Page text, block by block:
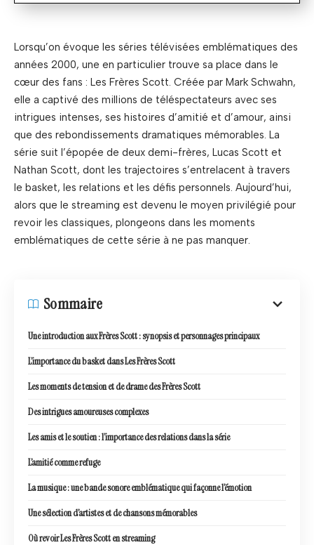
Lorsqu’on évoque les séries télévisées emblématiques des
années 2000, une en particulier trouve sa place dans le
cœur des fans : Les Frères Scott. Créée par Mark Schwahn,
elle a captivé des millions de téléspectateurs avec ses
intrigues intenses, ses histoires d’amitié et d’amour, ainsi
que des rebondissements dramatiques mémorables. La
série suit l’épopée de deux demi-frères, Lucas Scott et
Nathan Scott, dont les trajectoires s’entrelacent à travers
le basket, les relations et les défis personnels. Aujourd’hui,
alors que le streaming est devenu le moyen privilégié pour
revoir les classiques, plongeons dans les moments
emblématiques de cette série à ne pas manquer.
Sommaire
Une introduction aux Frères Scott : synopsis et personnages principaux
L’importance du basket dans Les Frères Scott
Les moments de tension et de drame des Frères Scott
Des intrigues amoureuses complexes
Les amis et le soutien : l’importance des relations dans la série
L’amitié comme refuge
La musique : une bande sonore emblématique qui façonne l’émotion
Une sélection d’artistes et de chansons mémorables
Où revoir Les Frères Scott en streaming